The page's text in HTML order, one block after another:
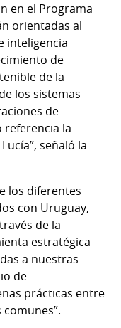
en el Programa
orientadas al
inteligencia
de
de la
los sistemas
de
la
señaló la
los diferentes
con Uruguay,
de la
estratégica
a nuestras
de
prácticas entre